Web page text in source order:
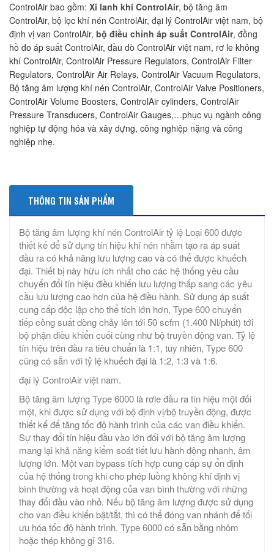
ControlAir bao gồm: Xi lanh khí ControlAir, bộ tăng âm
ControlAir, bộ lọc khí nén ControlAir, đại lý ControlAir việt nam, bộ
định vị van ControlAir, bộ điều chỉnh áp suất ControlAir, đồng
hồ đo áp suất ControlAir, đầu dò ControlAir việt nam, rơ le không
khí ControlAir, ControlAir Pressure Regulators, ControlAir Filter
Regulators, ControlAir Air Relays, ControlAir Vacuum Regulators,
Bộ tăng âm lượng khí nén ControlAir, ControlAir Valve Positioners,
ControlAir Volume Boosters, ControlAir cylinders, ControlAir
Pressure Transducers, ControlAir Gauges,…phục vụ ngành công
nghiệp tự động hóa và xây dựng, công nghiệp nặng và công
nghiệp nhẹ.
THÔNG TIN SẢN PHẨM
Bộ tăng âm lượng khí nén ControlAir tỷ lệ Loại 600 được
thiết kế để sử dụng tín hiệu khí nén nhằm tạo ra áp suất
đầu ra có khả năng lưu lượng cao và có thể được khuếch
đại. Thiết bị này hữu ích nhất cho các hệ thống yêu cầu
chuyển đổi tín hiệu điều khiển lưu lượng thấp sang các yêu
cầu lưu lượng cao hơn của hệ điều hành. Sử dụng áp suất
cung cấp độc lập cho thể tích lớn hơn, Type 600 chuyển
tiếp công suất dòng chảy lên tới 50 scfm (1.400 Nl/phút) tới
bộ phận điều khiển cuối cùng như bộ truyền động van. Tỷ lệ
tín hiệu trên đầu ra tiêu chuẩn là 1:1, tuy nhiên, Type 600
cũng có sẵn với tỷ lệ khuếch đại là 1:2, 1:3 và 1:6.
đại lý ControlAir việt nam.
Bộ tăng âm lượng Type 6000 là rơle đầu ra tín hiệu một đối
một, khi được sử dụng với bộ định vị/bộ truyền động, được
thiết kế để tăng tốc độ hành trình của các van điều khiển.
Sự thay đổi tín hiệu đầu vào lớn đối với bộ tăng âm lượng
mang lại khả năng kiểm soát tiết lưu hành động nhanh, âm
lượng lớn. Một van bypass tích hợp cung cấp sự ổn định
của hệ thống trong khi cho phép luồng không khí định vị
bình thường và hoạt động của van bình thường với những
thay đổi đầu vào nhỏ. Nếu bộ tăng âm lượng được sử dụng
cho van điều khiển bật/tắt, thì có thể đóng van nhánh để tối
ưu hóa tốc độ hành trình. Type 6000 có sẵn bằng nhôm
hoặc thép không gỉ 316.